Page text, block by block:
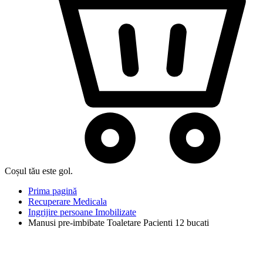
Coșul tău este gol.
Prima pagină
Recuperare Medicala
Ingrijire persoane Imobilizate
Manusi pre-imbibate Toaletare Pacienti 12 bucati